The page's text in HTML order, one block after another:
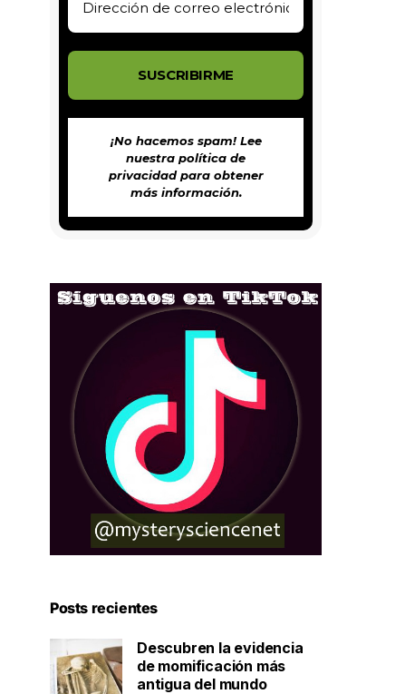
¡No hacemos spam! Lee
nuestra política de
privacidadpara obtener
más información.
Posts recientes
Descubren la evidencia
de momificación más
antigua del mundo